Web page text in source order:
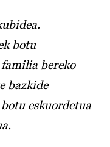
botu
bereko
bazkide
eskuordetua